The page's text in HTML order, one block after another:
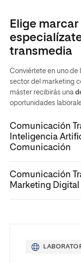
Elige
transmedia
Conviértete en uno de
sector del marketing
máster recibirás una
oportunidades
Comunicación
Inteligencia
Comunicación
Comunicación
Marketing Digital